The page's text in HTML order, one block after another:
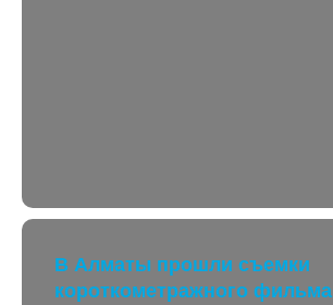
В Алматы прошли съемки
короткометражного фильма